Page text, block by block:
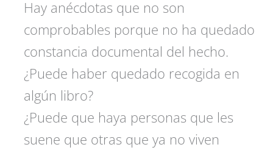
Hay anécdotas que no son
comprobables porque no ha quedado
constancia documental del hecho.
¿Puede haber quedado recogida en
algún libro?
¿Puede que haya personas que les
suene que otras que ya no viven